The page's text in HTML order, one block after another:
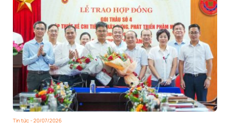
Tin tức - 20/07/2026